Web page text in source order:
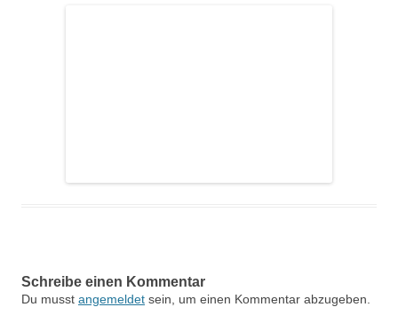
Schreibe einen Kommentar
Du musst angemeldet sein, um einen Kommentar abzugeben.